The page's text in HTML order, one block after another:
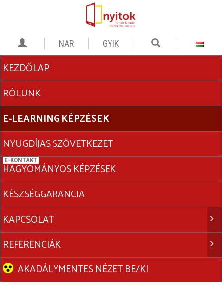
GYIK
KEZDŐLAP
RÓLUNK
E-LEARNING KÉPZÉSEK
NYUGDÍJAS SZÖVETKEZET
HAGYOMÁNYOS KÉPZÉSEK
KÉSZSÉGGARANCIA
KAPCSOLAT
REFERENCIÁK
AKADÁLYMENTES NÉZET BE/KI